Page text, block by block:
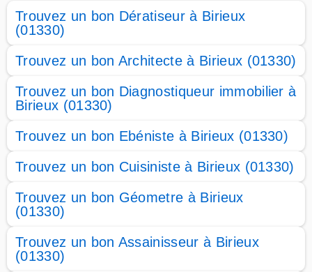
Trouvez un bon Dératiseur à Birieux
(01330)
Trouvez un bon Architecte à Birieux (01330)
Trouvez un bon Diagnostiqueur immobilier à
Birieux (01330)
Trouvez un bon Ebéniste à Birieux (01330)
Trouvez un bon Cuisiniste à Birieux (01330)
Trouvez un bon Géometre à Birieux
(01330)
Trouvez un bon Assainisseur à Birieux
(01330)